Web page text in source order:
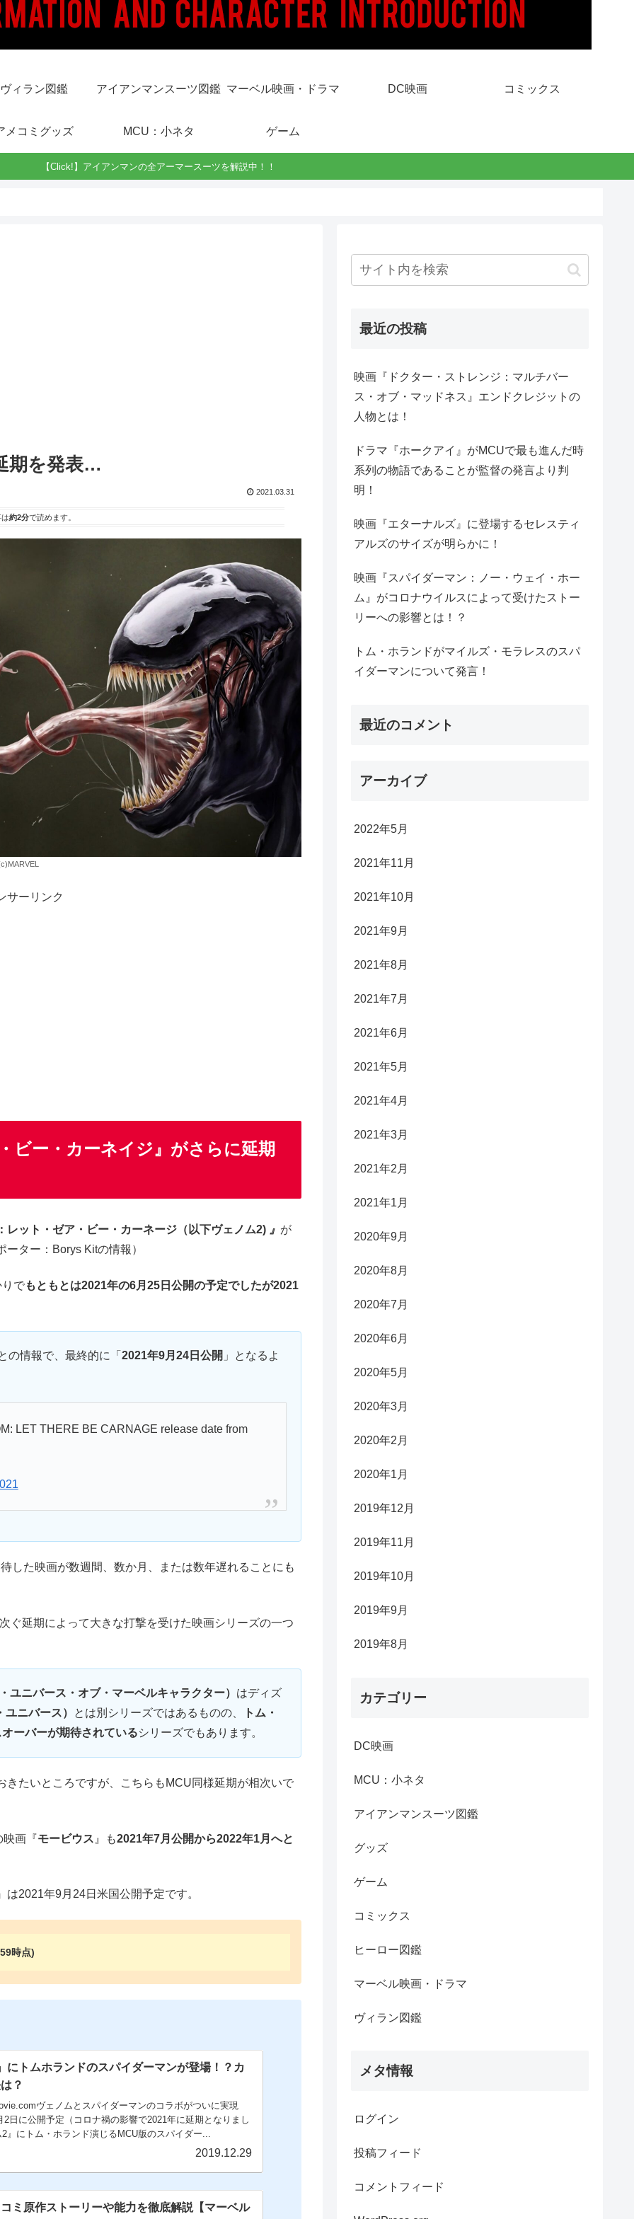
ヴィラン図鑑 アイアンマンスーツ図鑑 マーベル映画・ドラマ DC映画 コミックス
メコミグッズ MCU：小ネタ ゲーム
【Click!】アイアンマンの全アーマースーツを解説中！！
期を発表…
2021.03.31
約2分で読めます。
サーリンク
ビー・カーネイジ』がさらに延期
レット・ゼア・ビー・カーネージ（以下ヴェノム2) 』 が
ター：Borys Kitの情報）
でもともとは2021年の6月25日公開の予定でしたが2021
の情報で、最終的に「 2021年9月24日公開 」となるよ
LET THERE BE CARNAGE release date from
した映画が数週間、数か月、または数年遅れることにも
ぐ延期によって大きな打撃を受けた映画シリーズの一つ
ユニバース・オブ・マーベルキャラクター） はディズ
ニバース）
とは別シリーズではあるものの、
トム・
ーバーが期待されているシリーズでもあります。
たいところですが、こちらもMCU同様延期が相次いで
映画『モービウス 』も2021年7月公開から2022年1月へと
は2021年9月24日米国公開予定です。
時点)
にトムホランドのスパイダーマンが登場！？カ
？
ヴェノムとスパイダーマンのコラボがついに実現
2日に公開予定（コロナ禍の影響で2021年に延期となりまし
』にトム・ホランド演じるMCU版のスパイダー...
2019.12.29
ミ原作ストーリーや能力を徹底解説【マーベル
最近の投稿
映画『ドクター・ストレンジ：マルチバー
ス・オブ・マッドネス』エンドクレジットの
人物とは！
ドラマ『ホークアイ』がMCUで最も進んだ時
系列の物語であることが監督の発言より判
明！
映画『エターナルズ』に登場するセレスティ
アルズのサイズが明らかに！
映画『スパイダーマン：ノー・ウェイ・ホー
ム』がコロナウイルスによって受けたストー
リーへの影響とは！？
トム・ホランドがマイルズ・モラレスのスパ
イダーマンについて発言！
最近のコメント
アーカイブ
2022年5月
2021年11月
2021年10月
2021年9月
2021年8月
2021年7月
2021年6月
2021年5月
2021年4月
2021年3月
2021年2月
2021年1月
2020年9月
2020年8月
2020年7月
2020年6月
2020年5月
2020年3月
2020年2月
2020年1月
2019年12月
2019年11月
2019年10月
2019年9月
2019年8月
カテゴリー
DC映画
MCU：小ネタ
アイアンマンスーツ図鑑
グッズ
ゲーム
コミックス
ヒーロー図鑑
マーベル映画・ドラマ
ヴィラン図鑑
メタ情報
ログイン
投稿フィード
コメントフィード